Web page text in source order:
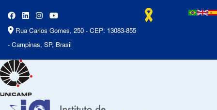
Rua Carlos Gomes, 250 - CEP: 13083-855
- Campinas, SP, Brasil